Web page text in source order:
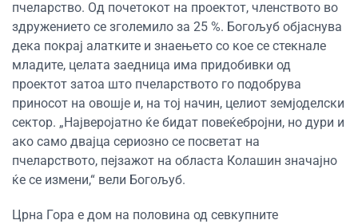
пчеларство. Од почетокот на проектот, членството во
здружението се зголемило за 25 %. Богољуб објаснува
дека покрај алатките и знаењето со кое се стекнале
младите, целата заедница има придобивки од
проектот затоа што пчеларството го подобрува
приносот на овошје и, на тој начин, целиот земјоделски
сектор. „Најверојатно ќе бидат повеќебројни, но дури и
ако само двајца сериозно се посветат на
пчеларството, пејзажот на областа Колашин значајно
ќе се измени,“ вели Богољуб.
Црна Гора е дом на половина од севкупните